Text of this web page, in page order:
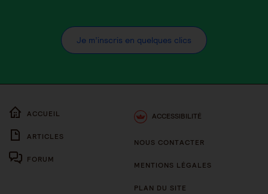
Je m’inscris en quelques clics
ACCUEIL
ARTICLES
FORUM
ACCESSIBILITÉ
NOUS CONTACTER
MENTIONS LÉGALES
PLAN DU SITE